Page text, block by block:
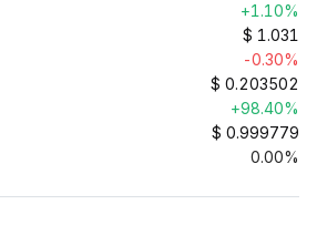
+1.10%
$ 1.031
-0.30%
$ 0.203502
+98.40%
$ 0.999779
0.00%